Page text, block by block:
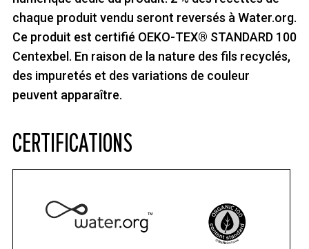
chaque produit vendu seront reversés à Water.org.
Ce produit est certifié OEKO-TEX® STANDARD 100
Centexbel. En raison de la nature des fils recyclés,
des impuretés et des variations de couleur
peuvent apparaître.
CERTIFICATIONS